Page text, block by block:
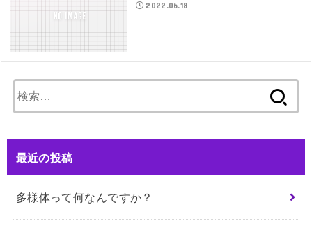
2022.06.18
索:
最近の投稿
多様体って何なんですか？